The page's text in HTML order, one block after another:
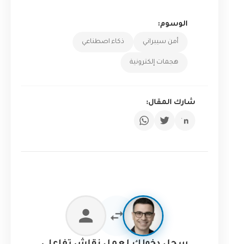
الوسوم:
أمن سيبراني ذكاء اصطناعي
هجمات إلكترونية
شارك المقال: